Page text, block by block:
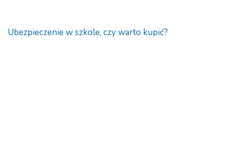
Ubezpieczenie w szkole, czy warto kupić?